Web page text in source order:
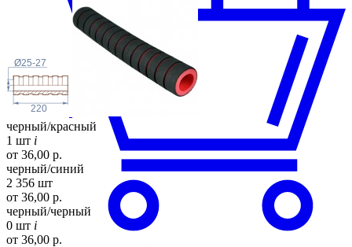
220
Ø25-27
черный/красный
1 шт i
от 36,00 р.
черный/синий
2 356 шт
от 36,00 р.
черный/черный
0 шт i
от 36,00 р.